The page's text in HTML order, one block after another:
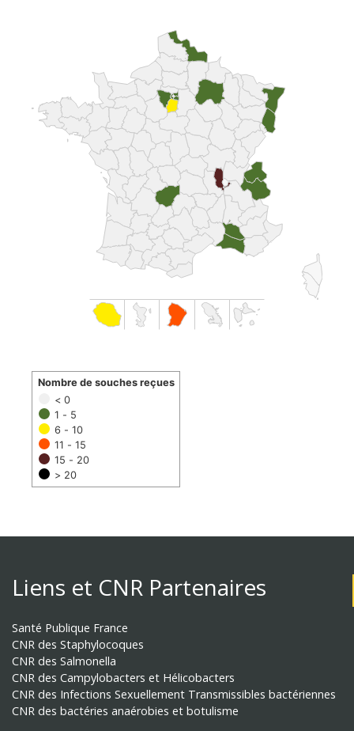
< 0
1 - 5
6 - 10
11 - 15
15 - 20
> 20
Nombre de souches reçues
Liens et CNR Partenaires
Santé Publique France
CNR des Staphylocoques
CNR des Salmonella
CNR des Campylobacters et Hélicobacters
CNR des Infections Sexuellement Transmissibles bactériennes
CNR des bactéries anaérobies et botulisme